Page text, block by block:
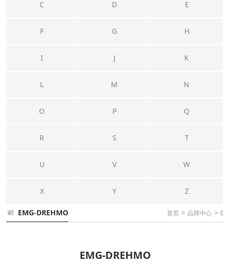
C D E
F G H
I J K
L M N
O P Q
R S T
U V W
X Y Z
EMG-DREHMO 首页 > 品牌中心 > E
EMG-DREHMO